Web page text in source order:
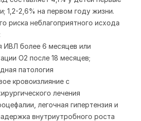
1,2-2,6% на первом году жизни.
риска неблагоприятного исхода
ИВЛ более 6 месяцев или
О2 после 18 месяцев;
патология
кровоизлияние с
лечения
легочная гипертензия и
внутриутробного роста